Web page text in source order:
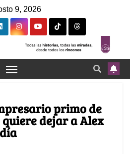
9, 2026
primo de
quiere dejar a Alex